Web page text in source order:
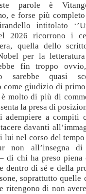
parole è
e forse più
intitolato
2026 ricorrono i
quella dello
per la
fin troppo
sarebbe quasi
come giudizio di
è molto di più di
la presa di
a compiti
davanti
lui nel corso del
non all’insegna
di chi ha preso piena
dentro di sé e della
soprattutto quelle
ritengono di non